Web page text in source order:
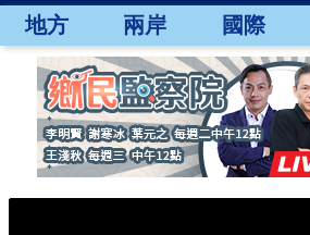
地方 兩岸 國際